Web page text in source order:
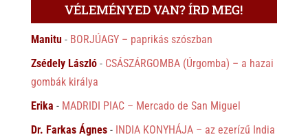
VÉLEMÉNYED VAN? ÍRD MEG!
Manitu- BORJÚAGY – paprikás szószban
Zsédely László- CSÁSZÁRGOMBA (Úrgomba) – a hazai
gombák királya
Erika - MADRIDI PIAC – Mercado de San Miguel
Dr. Farkas Ágnes- INDIA KONYHÁJA – az ezerízű India